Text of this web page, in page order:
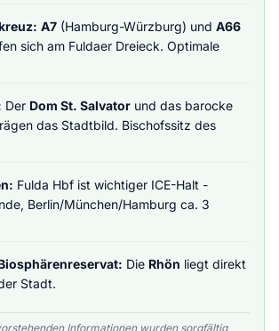
A7(Hamburg-Würzburg) und A66
sich am Fuldaer Dreieck. Optimale
Der Dom St. Salvatorund das barocke
das Stadtbild. Bischofssitz des
Fulda Hbf ist wichtiger ICE-Halt -
Berlin/München/Hamburg ca. 3
Die Rhön liegt direkt
Stadt.
Informationen wurden sorgfältig